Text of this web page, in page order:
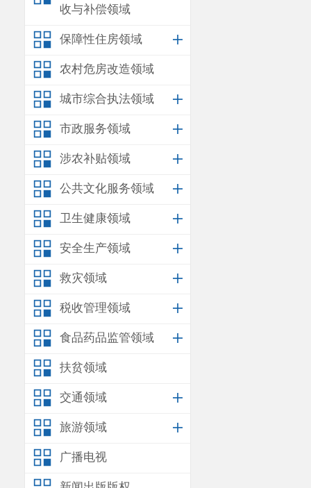
收与补偿领域
保障性住房领域
农村危房改造领域
城市综合执法领域
市政服务领域
涉农补贴领域
公共文化服务领域
卫生健康领域
安全生产领域
救灾领域
税收管理领域
食品药品监管领域
扶贫领域
交通领域
旅游领域
广播电视